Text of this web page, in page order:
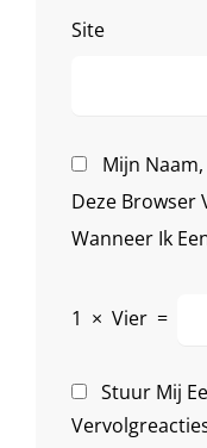
Site
Mijn
Deze Browser
Wanneer Ik
1 × Vier =
Stuur Mij